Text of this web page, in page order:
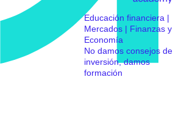
Educación financiera |
Mercados | Finanzas y
Economía
No damos consejos de
inversión, damos
formación